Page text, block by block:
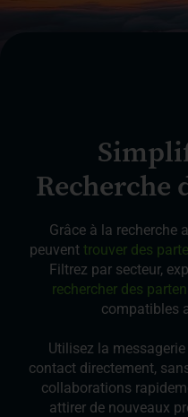
Recherche
Grâce à la recherche
peuventtrouver des
Filtrez par secteur,
rechercher des
compatibles
Utilisez la
contact directement,
collaborations
attirer de nouveaux